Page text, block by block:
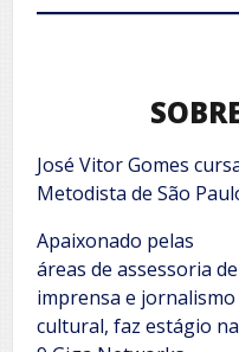
José Vitor Gomes
Metodista de São
Apaixonado pelas
áreas de assessoria de
imprensa e jornalismo
cultural, faz estágio na